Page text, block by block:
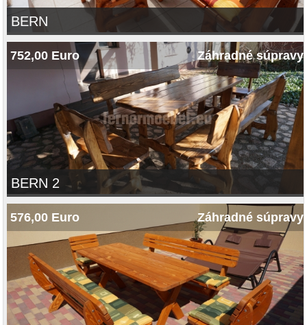
BERN
752,00 Euro Záhradné súpravy
BERN 2
576,00 Euro Záhradné súpravy